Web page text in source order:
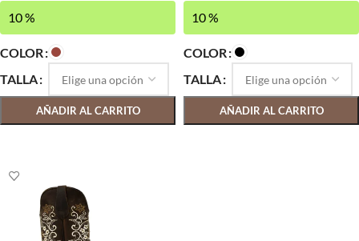
10 %
COLOR
TALLA
AÑADIR AL CARRITO
10 %
COLOR
TALLA
AÑADIR AL CARRITO